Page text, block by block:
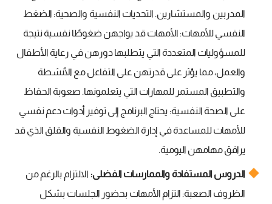
المدربين والمستشارين. التحديات النفسية والصحية: الضغط
النفسي للأمهات: الأمهات قد يواجهن ضغوطًا نفسية نتيجة
للمسؤوليات المتعددة التي يتطلبها دورهن في رعاية الأطفال
والعمل، مما يؤثر على قدرتهن على التفاعل مع الأنشطة
والتطبيق المستمر للمهارات التي يتعلمونها. صعوبة الحفاظ
على الصحة النفسية: يحتاج البرنامج إلى توفير أدوات دعم نفسي
للأمهات للمساعدة في إدارة الضغوط النفسية والقلق الذي قد
يرافق مهامهن اليومية.
الدروس المستفادة والممارسات الفضلى: الالتزام بالرغم من
الظروف الصعبة: التزام الأمهات بحضور الجلسات بشكل